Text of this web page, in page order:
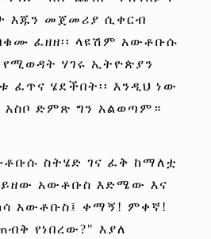
እጁን መጀመሪያ ሲቀርብ
ፈዘዘ፡፡ ላዩሽም አውቶቡሱ
የሚወዳት ሃገሩ ኢትዮጵያን
ፈጥና ሄደችበት፡፡ እንዲህ ነው
ድምጽ ግን አልወጣም።
ስትሄድ ገና ፈቅ ከማለቷ
አውቶቡስ እድሜው እና
አውቶቡስ፤ ቀማኝ! ምቀኛ!
የነበረው?" እያለ